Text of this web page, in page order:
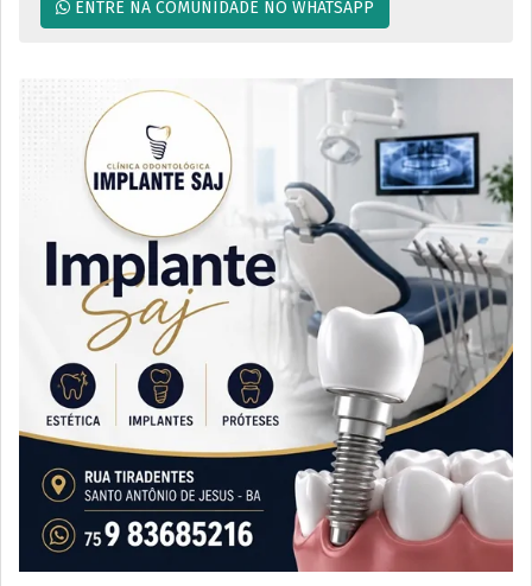
ENTRE NA COMUNIDADE NO WHATSAPP